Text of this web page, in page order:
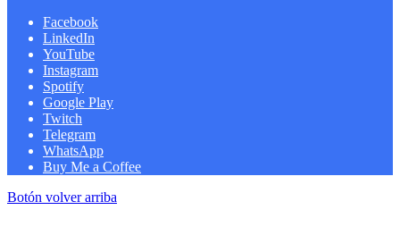
Facebook
LinkedIn
YouTube
Instagram
Spotify
Google Play
Twitch
Telegram
WhatsApp
Buy Me a Coffee
Botón volver arriba